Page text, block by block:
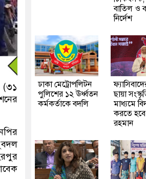
(৩১
বাতিল ও
নির্দেশ
ঢাকা মেট্রোপলিটন
পুলিশের ১২ ঊর্ধ্বতন
কর্মকর্তাকে বদলি
ছায়া
মাধ্যমে
করতে
রহমান